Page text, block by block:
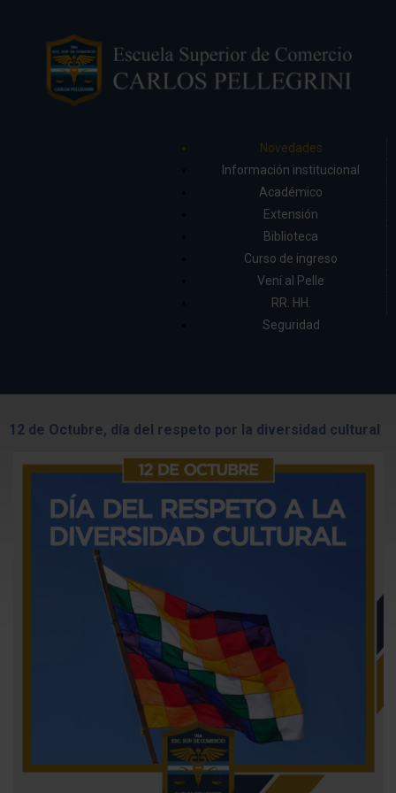
Novedades
Información institucional
Académico
Extensión
Biblioteca
Curso de ingreso
Vení al Pelle
RR. HH.
Seguridad
12 de Octubre, día del respeto por la diversidad cultural